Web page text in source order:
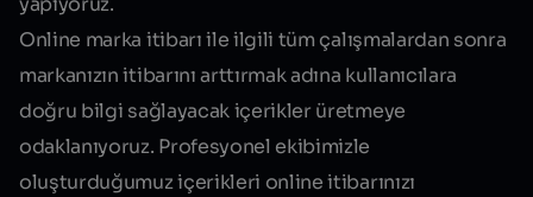
Online marka itibarı ile ilgili tüm çalışmalardan sonra
markanızın itibarını arttırmak adına kullanıcılara
doğru bilgi sağlayacak içerikler üretmeye
odaklanıyoruz. Profesyonel ekibimizle
oluşturduğumuz içerikleri online itibarınızı